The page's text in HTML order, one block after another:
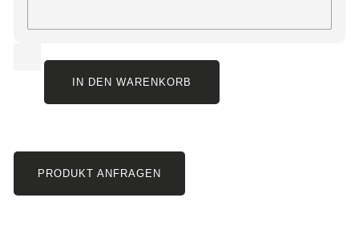
IN DEN WARENKORB
PRODUKT ANFRAGEN